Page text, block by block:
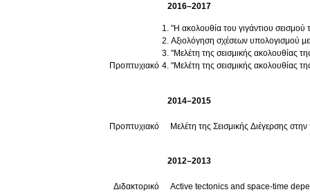
2016–2017
Προπτυχιακό
"Η ακολουθία του γιγάντιου
Αξιολόγηση σχέσεων υπολογισμού
"Μελέτη της σεισμικής ακολουθίας
"Μελέτη της σεισμικής ακολουθίας
2014–2015
Προπτυχιακό Μελέτη της Σεισμικής Διέγερσης
2012–2013
Διδακτορικό Active tectonics and space-time